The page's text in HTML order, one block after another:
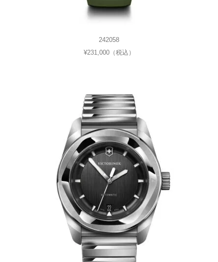
242058
¥231,000（税込）